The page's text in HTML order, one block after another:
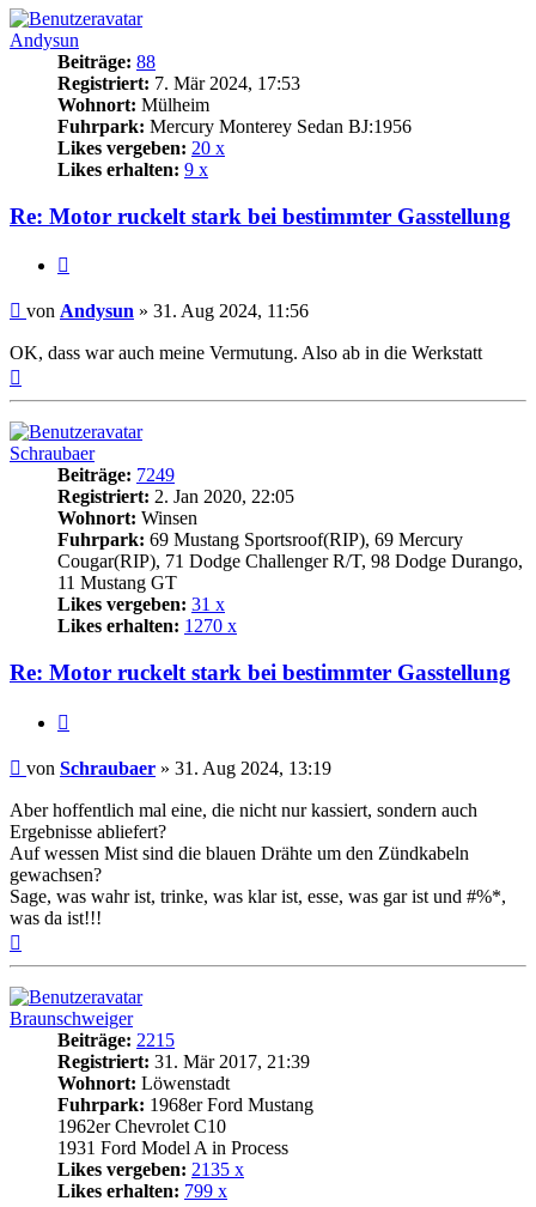
Andysun
Beiträge: 88
Registriert: 7. Mär 2024, 17:53
Wohnort: Mülheim
Fuhrpark: Mercury Monterey Sedan BJ:1956
Likes vergeben: 20 x
Likes erhalten: 9 x
Re: Motor ruckelt stark bei bestimmter Gasstellung
Beitrag
von Andysun » 31. Aug 2024, 11:56
OK, dass war auch meine Vermutung. Also ab in die Werkstatt
Schraubaer
Beiträge: 7249
Registriert: 2. Jan 2020, 22:05
Wohnort: Winsen
Fuhrpark: 69 Mustang Sportsroof(RIP), 69 Mercury
Cougar(RIP), 71 Dodge Challenger R/T, 98 Dodge Durango,
11 Mustang GT
Likes vergeben: 31 x
Likes erhalten: 1270 x
Re: Motor ruckelt stark bei bestimmter Gasstellung
Beitrag
von Schraubaer » 31. Aug 2024, 13:19
Aber hoffentlich mal eine, die nicht nur kassiert, sondern auch
Ergebnisse abliefert?
Auf wessen Mist sind die blauen Drähte um den Zündkabeln
gewachsen?
Sage, was wahr ist, trinke, was klar ist, esse, was gar ist und #%*,
was da ist!!!
Braunschweiger
Beiträge: 2215
Registriert: 31. Mär 2017, 21:39
Wohnort: Löwenstadt
Fuhrpark: 1968er Ford Mustang
1962er Chevrolet C10
1931 Ford Model A in Process
Likes vergeben: 2135 x
Likes erhalten: 799 x